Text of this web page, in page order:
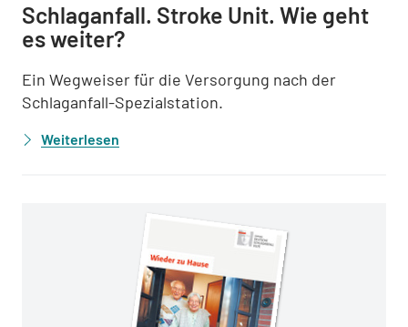
Schlaganfall. Stroke Unit. Wie geht
es weiter?
Ein Wegweiser für die Versorgung nach der
Schlaganfall-Spezialstation.
Weiterlesen